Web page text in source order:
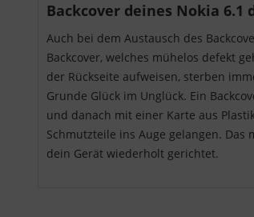
Backcover deines Nokia
Auch bei dem Austausch des
Backcover, welches mühelos defekt
der Rückseite aufweisen, sterben
Grunde Glück im Unglück. Ein
und danach mit einer Karte aus
Schmutzteile ins Auge gelangen.
dein Gerät wiederholt gerichtet.